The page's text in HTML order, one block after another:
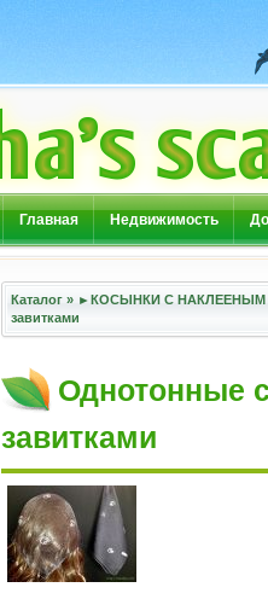
Главная Недвижимость
Каталог » ►КОСЫНКИ С НАКЛЕЕНЫМ
завитками
Однотонные
завитками